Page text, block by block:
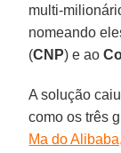
multi-
nomeando
(CNP) e ao
A solução
como os três
Ma do